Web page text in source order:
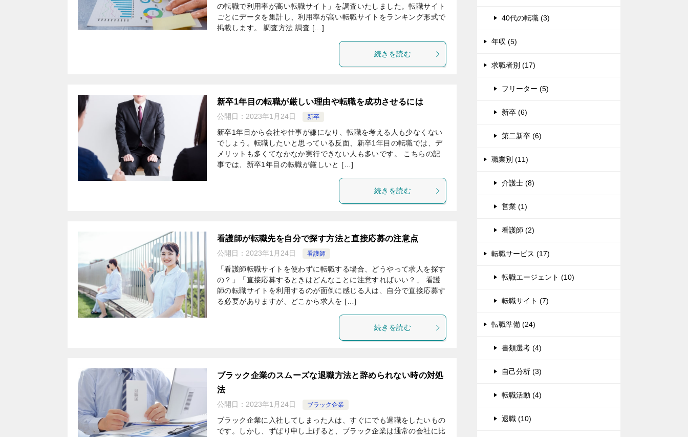
の転職で利用率が高い転職サイト」を調査いたしました。転職サイト
ごとにデータを集計し、利用率が高い転職サイトをランキング形式で
掲載します。 調査方法 調査 […]
続きを読む
新卒1年目の転職が厳しい理由や転職を成功させるには
公開日： 2023年1月24日 新卒
新卒1年目から会社や仕事が嫌になり、転職を考える人も少なくない
でしょう。転職したいと思っている反面、新卒1年目の転職では、デ
メリットも多くてなかなか実行できない人も多いです。 こちらの記
事では、新卒1年目の転職が厳しいと […]
続きを読む
看護師が転職先を自分で探す方法と直接応募の注意点
公開日： 2023年1月24日 看護師
「看護師転職サイトを使わずに転職する場合、どうやって求人を探す
の？」「直接応募するときはどんなことに注意すればいい？」 看護
師の転職サイトを利用するのが面倒に感じる人は、自分で直接応募す
る必要がありますが、どこから求人を […]
続きを読む
ブラック企業のスムーズな退職方法と辞められない時の対処
法
公開日： 2023年1月24日 ブラック企業
ブラック企業に入社してしまった人は、すぐにでも退職をしたいもの
です。しかし、ずばり申し上げると、ブラック企業は通常の会社に比
40代の転職 (3)
年収 (5)
求職者別 (17)
フリーター (5)
新卒 (6)
第二新卒 (6)
職業別 (11)
介護士 (8)
営業 (1)
看護師 (2)
転職サービス (17)
転職エージェント (10)
転職サイト (7)
転職準備 (24)
書類選考 (4)
自己分析 (3)
転職活動 (4)
退職 (10)